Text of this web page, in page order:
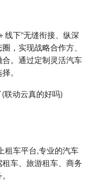
线下”无缝衔接、纵深
，实现战略合作方、
。通过定制灵活汽车
。
租车平台,专业的汽车
车、旅游租车、商务